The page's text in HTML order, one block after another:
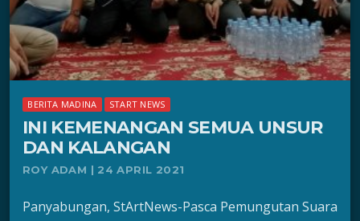
BERITA MADINA START NEWS
INI KEMENANGAN SEMUA UNSUR
DAN KALANGAN
ROY ADAM | 24 APRIL 2021
Panyabungan, StArtNews-Pasca Pemungutan Suara